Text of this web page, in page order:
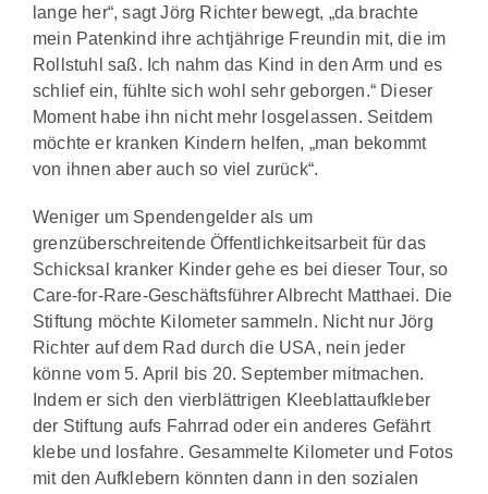
lange her“, sagt Jörg Richter bewegt, „da brachte
mein Patenkind ihre achtjährige Freundin mit, die im
Rollstuhl saß. Ich nahm das Kind in den Arm und es
schlief ein, fühlte sich wohl sehr geborgen.“ Dieser
Moment habe ihn nicht mehr losgelassen. Seitdem
möchte er kranken Kindern helfen, „man bekommt
von ihnen aber auch so viel zurück“.
Weniger um Spendengelder als um
grenzüberschreitende Öffentlichkeitsarbeit für das
Schicksal kranker Kinder gehe es bei dieser Tour, so
Care-for-Rare-Geschäftsführer Albrecht Matthaei. Die
Stiftung möchte Kilometer sammeln. Nicht nur Jörg
Richter auf dem Rad durch die USA, nein jeder
könne vom 5. April bis 20. September mitmachen.
Indem er sich den vierblättrigen Kleeblattaufkleber
der Stiftung aufs Fahrrad oder ein anderes Gefährt
klebe und losfahre. Gesammelte Kilometer und Fotos
mit den Aufklebern könnten dann in den sozialen